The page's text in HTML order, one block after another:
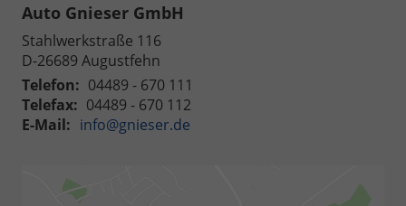
Auto Gnieser GmbH
Stahlwerkstraße 116
D-26689 Augustfehn
Telefon: 04489 - 670 111
Telefax: 04489 - 670 112
E-Mail: info@gnieser.de